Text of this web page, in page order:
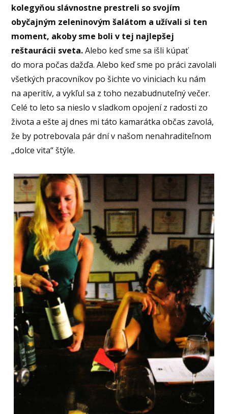
kolegyňou slávnostne prestreli so svojím
obyčajným zeleninovým šalátom a užívali si ten
moment, akoby sme boli v tej najlepšej
reštaurácii sveta.Alebo keď sme sa išli kúpať
do mora počas dažďa. Alebo keď sme po práci zavolali
všetkých pracovníkov po šichte vo viniciach ku nám
na aperitív, a vykľul sa z toho nezabudnuteľný večer.
Celé to leto sa nieslo v sladkom opojení z radosti zo
života a ešte aj dnes mi táto kamarátka občas zavolá,
že by potrebovala pár dní v našom nenahraditeľnom
„dolce vita“ štýle.